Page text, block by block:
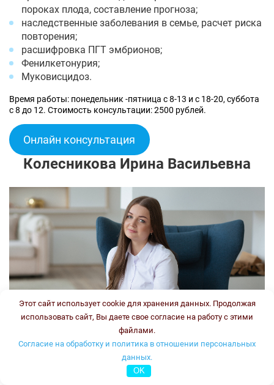
пороках плода, составление прогноза;
наследственные заболевания в семье, расчет риска
повторения;
расшифровка ПГТ эмбрионов;
Фенилкетонурия;
Муковисцидоз.
Время работы: понедельник -пятница с 8-13 и с 18-20, суббота
с 8 до 12. Стоимость консультации: 2500 рублей.
Онлайн консультация
Колесникова Ирина Васильевна
Врач-генетик, врач клинической лабораторной
Этот сайт использует cookie для хранения данных. Продолжая
использовать сайт, Вы даете свое согласие на работу с этими
файлами.
Согласие на обработку и политика в отношении персональных
данных.
OK